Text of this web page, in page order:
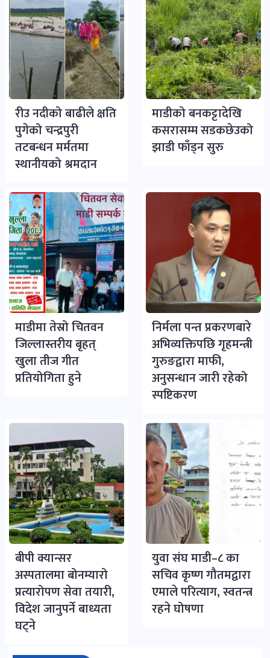
रीउ नदीको बाढीले क्षति
पुगेको चन्द्रपुरी
तटबन्धन मर्मतमा
स्थानीयको श्रमदान
माडीको बनकट्टादेखि
कसरासम्म सडकछेउको
झाडी फाँड्न सुरु
माडीमा तेस्रो चितवन
जिल्लास्तरीय बृहत्
खुला तीज गीत
प्रतियोगिता हुने
निर्मला पन्त प्रकरणबारे
अभिव्यक्तिपछि गृहमन्त्री
गुरुङद्वारा माफी,
अनुसन्धान जारी रहेको
स्पष्टिकरण
बीपी क्यान्सर
अस्पतालमा बोनम्यारो
प्रत्यारोपण सेवा तयारी,
विदेश जानुपर्ने बाध्यता
घट्ने
युवा संघ माडी–८ का
सचिव कृष्ण गौतमद्वारा
एमाले परित्याग, स्वतन्त्र
रहने घोषणा